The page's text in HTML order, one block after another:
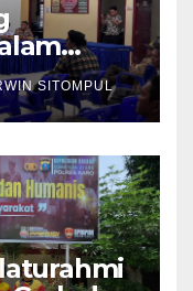
dan
2026
SITOMPUL